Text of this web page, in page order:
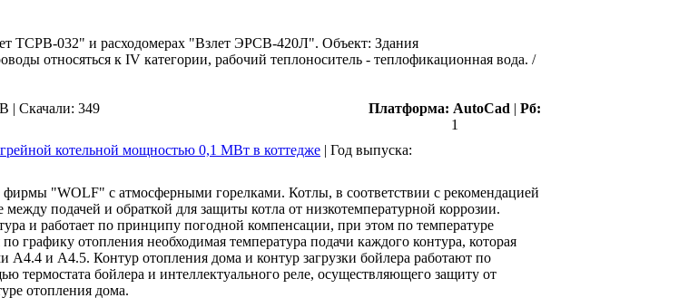
ТСРВ-032" и расходомерах "Взлет ЭРСВ-420Л". Объект: Здания
относяться к IV категории, рабочий теплоноситель - теплофикационная вода. /
| Скачали: 349 Платформа: AutoCad | Рб:
1
котельной мощностью 0,1 МВт в коттедже | Год выпуска:
фирмы "WOLF" с атмосферными горелками. Котлы, в соответствии с рекомендацией
подачей и обраткой для защиты котла от низкотемпературной коррозии.
и работает по принципу погодной компенсации, при этом по температуре
графику отопления необходимая температура подачи каждого контура, которая
А4.4 и А4.5. Контур отопления дома и контур загрузки бойлера работают по
термостата бойлера и интеллектуального реле, осуществляющего защиту от
отопления дома.